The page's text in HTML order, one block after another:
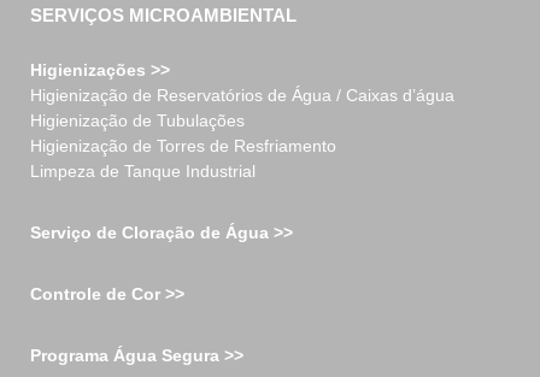
SERVIÇOS MICROAMBIENTAL
Higienizações >>
Higienização de Reservatórios de Água / Caixas d’água
Higienização de Tubulações
Higienização de Torres de Resfriamento
Limpeza de Tanque Industrial
Serviço de Cloração de Água >>
Controle de Cor >>
Programa Água Segura >>